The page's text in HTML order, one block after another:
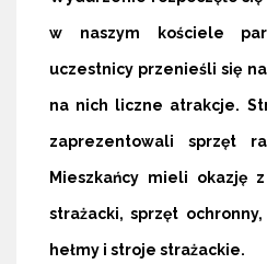
w naszym kościele
uczestnicy przenieśli się
na nich liczne atrakcje.
zaprezentowali sprzęt
Mieszkańcy mieli okazję
strażacki, sprzęt
hełmy i stroje strażackie.